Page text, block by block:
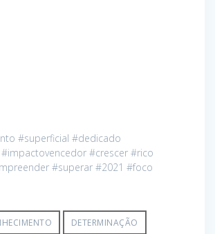
#superficial #dedicado
#crescer #rico
#superar #2021 #foco
DETERMINAÇÃO